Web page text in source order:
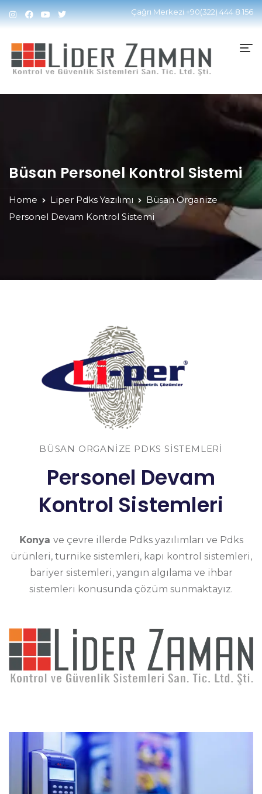
Çağrı Merkezi+90(322) 444 8 156
Büsan Personel Kontrol Sistemi
Home Liper Pdks Yazılımı
Büsan Organize
Personel Devam Kontrol Sistemi
BÜSAN ORGANIZE PDKS SISTEMLERI
Personel Devam
Kontrol Sistemleri
Konya ve çevre illerde Pdks yazılımları ve Pdks
ürünleri, turnike sistemleri, kapı kontrol sistemleri,
bariyer sistemleri, yangın algılama ve ihbar
sistemleri konusunda çözüm sunmaktayız.